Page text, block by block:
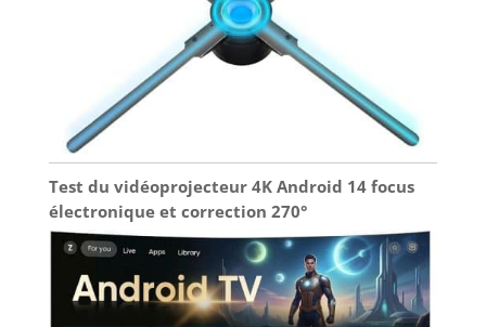
Test du vidéoprojecteur 4K Android 14 focus
électronique et correction 270°